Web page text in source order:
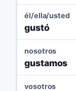
él/ella/usted
gustó
nosotros
gustamos
vosotros